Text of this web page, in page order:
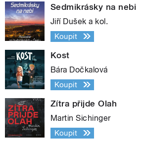
Sedmikrásky na nebi
Jiří Dušek a kol.
Koupit
Kost
Bára Dočkalová
Koupit
Zítra přijde Olah
Martin Sichinger
Koupit